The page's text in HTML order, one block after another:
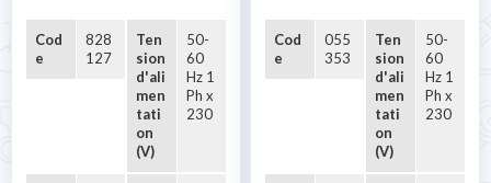
Cod
e
828
127
Ten
sion
d'ali
men
tati
on
(V)
50-
60
Hz 1
Ph x
230
Cod
e
055
353
Ten
sion
d'ali
men
tati
on
(V)
50-
60
Hz 1
Ph x
230